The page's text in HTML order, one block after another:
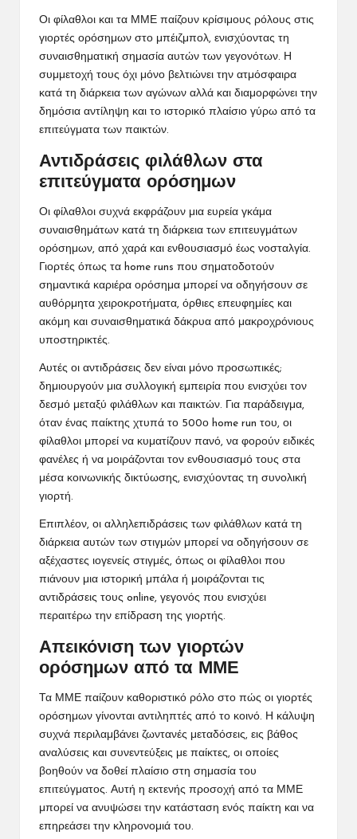
Οι φίλαθλοι και τα ΜΜΕ παίζουν κρίσιμους ρόλους στις
γιορτές ορόσημων στο μπέιζμπολ, ενισχύοντας τη
συναισθηματική σημασία αυτών των γεγονότων. Η
συμμετοχή τους όχι μόνο βελτιώνει την ατμόσφαιρα
κατά τη διάρκεια των αγώνων αλλά και διαμορφώνει την
δημόσια αντίληψη και το ιστορικό πλαίσιο γύρω από τα
επιτεύγματα των παικτών.
Αντιδράσεις φιλάθλων στα
επιτεύγματα ορόσημων
Οι φίλαθλοι συχνά εκφράζουν μια ευρεία γκάμα
συναισθημάτων κατά τη διάρκεια των επιτευγμάτων
ορόσημων, από χαρά και ενθουσιασμό έως νοσταλγία.
Γιορτές όπως τα home runs που σηματοδοτούν
σημαντικά καριέρα ορόσημα μπορεί να οδηγήσουν σε
αυθόρμητα χειροκροτήματα, όρθιες επευφημίες και
ακόμη και συναισθηματικά δάκρυα από μακροχρόνιους
υποστηρικτές.
Αυτές οι αντιδράσεις δεν είναι μόνο προσωπικές;
δημιουργούν μια συλλογική εμπειρία που ενισχύει τον
δεσμό μεταξύ φιλάθλων και παικτών. Για παράδειγμα,
όταν ένας παίκτης χτυπά το 500ο home run του, οι
φίλαθλοι μπορεί να κυματίζουν πανό, να φορούν ειδικές
φανέλες ή να μοιράζονται τον ενθουσιασμό τους στα
μέσα κοινωνικής δικτύωσης, ενισχύοντας τη συνολική
γιορτή.
Επιπλέον, οι αλληλεπιδράσεις των φιλάθλων κατά τη
διάρκεια αυτών των στιγμών μπορεί να οδηγήσουν σε
αξέχαστες ιογενείς στιγμές, όπως οι φίλαθλοι που
πιάνουν μια ιστορική μπάλα ή μοιράζονται τις
αντιδράσεις τους online, γεγονός που ενισχύει
περαιτέρω την επίδραση της γιορτής.
Απεικόνιση των γιορτών
ορόσημων από τα ΜΜΕ
Τα ΜΜΕ παίζουν καθοριστικό ρόλο στο πώς οι γιορτές
ορόσημων γίνονται αντιληπτές από το κοινό. Η κάλυψη
συχνά περιλαμβάνει ζωντανές μεταδόσεις, εις βάθος
αναλύσεις και συνεντεύξεις με παίκτες, οι οποίες
βοηθούν να δοθεί πλαίσιο στη σημασία του
επιτεύγματος. Αυτή η εκτενής προσοχή από τα ΜΜΕ
μπορεί να ανυψώσει την κατάσταση ενός παίκτη και να
επηρεάσει την κληρονομιά του.